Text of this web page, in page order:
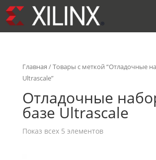
Главная / Товары с меткой “Отладочные
Ultrascale”
Отладочные
базе Ultrascale
Показ всех 5 элементов